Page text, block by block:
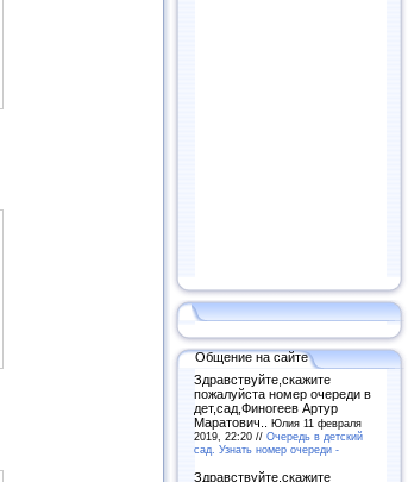
Общение на сайте
Здравствуйте,скажите
пожалуйста номер очереди в
дет,сад,Финогеев Артур
Маратович.. Юлия 11 февраля
2019, 22:20 // Очередь в детский
сад. Узнать номер очереди -
Здравствуйте,скажите